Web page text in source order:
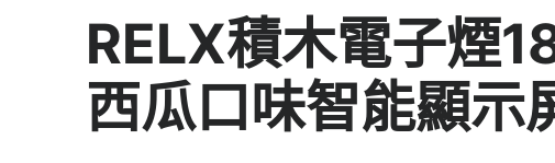
RELX積木電子煙
西瓜口味智能顯示